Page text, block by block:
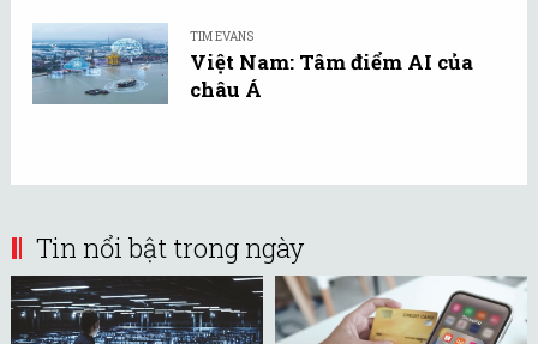
TIM EVANS
Việt Nam: Tâm điểm AI của
châu Á
Tin nổi bật trong ngày